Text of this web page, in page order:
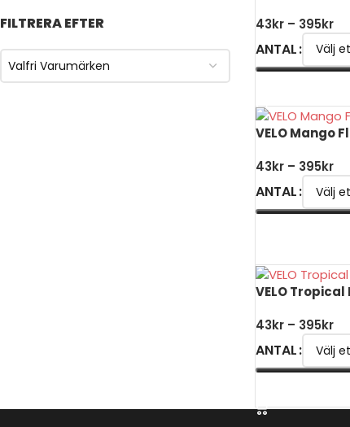
FILTRERA EFTER
Valfri Varumärken
43kr – 395kr
ANTAL
VELO Mango
43kr – 395kr
ANTAL
VELO
43kr – 395kr
ANTAL